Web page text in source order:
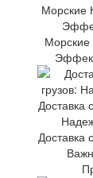
Морские
Морские
Доставка
Доставка